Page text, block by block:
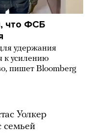
что ФСБ
удержания
к усилению
пишет Bloomberg
Уолкер
семьей